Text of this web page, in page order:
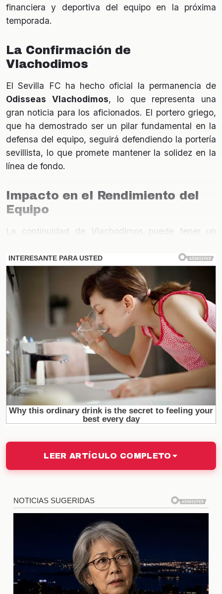
financiera y deportiva del equipo en la próxima
temporada.
La Confirmación de
Vlachodimos
El Sevilla FC ha hecho oficial la permanencia de
Odisseas Vlachodimos, lo que representa una
gran noticia para los aficionados. El portero griego,
que ha demostrado ser un pilar fundamental en la
defensa del equipo, seguirá defendiendo la portería
sevillista, lo que promete mantener la solidez en la
línea de fondo.
Impacto en el Rendimiento del
Equipo
La continuidad de Vlachodimos puede tener un
experiencia y habilidades en el arco son vitales para
el Sevilla, especialmente en competiciones
europeas. La confianza que genera en la defensa
puede traducirse en mejores resultados en el
campo, lo que es crucial para las aspiraciones del
La Fuga de Patrocinadores
Sin embargo, no todo son buenas noticias. El Sevilla
FC enfrenta la fuga de varios
patrocinadores
importantes, lo que podría afectar gravemente su
situación financiera. Las razones detrás de esta
la incertidumbre en la gestión del club. La pérdida
de estos apoyos económicos podría limitar las
posibilidades de fichajes y mejorar la plantilla.
Reacciones de los Aficionados
La noticia de la permanencia de Vlachodimos ha
generado reacciones mixtas entre los aficionados.
Muchos celebran su continuidad, considerándolo
un signo de estabilidad, mientras que otros están
preocupados por la fuga de patrocinadores. Este
contraste refleja la incertidumbre que vive el club
LEER ARTÍCULO COMPLETO